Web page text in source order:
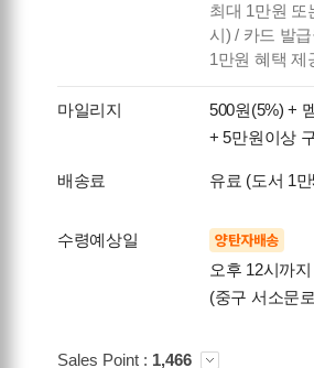
최대 1만원 또
시) / 카드 발
1만원 혜택 제
마일리지 500원(5%) +
+ 5만원이상
배송료 유료 (도서 1
수령예상일 양탄자배송
오후 12시까
(중구 서소문
Sales Point : 1,466